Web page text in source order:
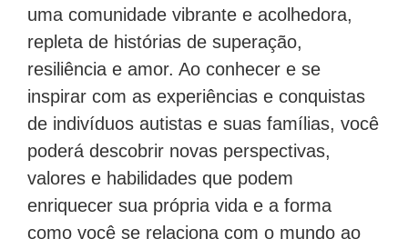
uma comunidade vibrante e acolhedora,
repleta de histórias de superação,
resiliência e amor. Ao conhecer e se
inspirar com as experiências e conquistas
de indivíduos autistas e suas famílias, você
poderá descobrir novas perspectivas,
valores e habilidades que podem
enriquecer sua própria vida e a forma
como você se relaciona com o mundo ao